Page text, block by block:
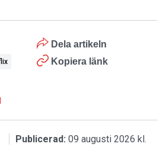
Dela artikeln
Kopiera länk
Publicerad: 09 augusti 2026 kl.